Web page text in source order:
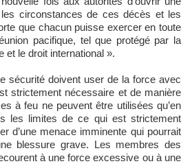
circonstances de ces décès et les
que chacun puisse exercer en toute
pacifique, tel que protégé par la
et le droit international ».
sécurité doivent user de la force avec
strictement nécessaire et de manière
à feu ne peuvent être utilisées qu’en
les limites de ce qui est strictement
d’une menace imminente qui pourrait
blessure grave. Les membres des
à une force excessive ou à une